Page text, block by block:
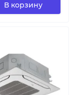
В корзину